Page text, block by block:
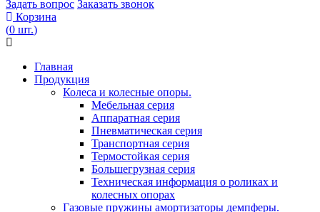
Задать вопрос Заказать звонок
Корзина
(0 шт.)
Главная
Продукция
Колеса и колесные опоры.
Мебельная серия
Аппаратная серия
Пневматическая серия
Транспортная серия
Термостойкая серия
Большегрузная серия
Техническая информация о роликах и
колесных опорах
Газовые пружины амортизаторы демпферы.